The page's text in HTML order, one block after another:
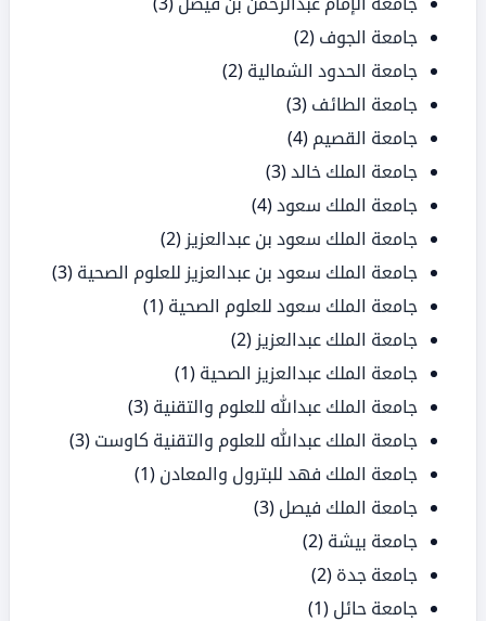
جامعة الجوف (2)
جامعة الحدود الشمالية (2)
جامعة الطائف (3)
جامعة القصيم (4)
جامعة الملك خالد(3)
جامعة الملك سعود(4)
جامعة الملك سعود بن عبدالعزيز (2)
جامعة الملك سعود بن عبدالعزيز للعلوم الصحية (3)
جامعة الملك سعود للعلوم الصحية (1)
جامعة الملك عبدالعزيز (2)
جامعة الملك عبدالعزيز الصحية (1)
جامعة الملك عبدالله للعلوم والتقنية (3)
جامعة الملك عبدالله للعلوم والتقنية كاوست (3)
جامعة الملك فهد للبترول والمعادن (1)
جامعة الملك فيصل (3)
جامعة بيشة (2)
جامعة جدة (2)
جامعة حائل (1)